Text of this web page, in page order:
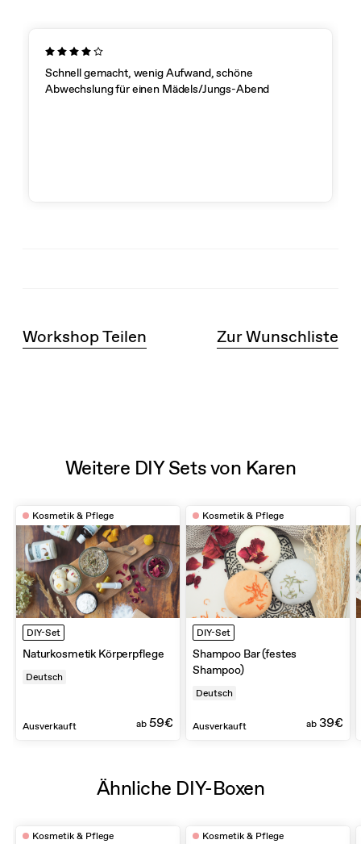
Schnell gemacht, wenig Aufwand, schöne
Abwechslung für einen Mädels/Jungs-Abend
Workshop Teilen Zur Wunschliste
Weitere DIY Sets von Karen
Kosmetik & Pflege
DIY-Set
Naturkosmetik Körperpflege
Deutsch
Ausverkauft ab59€
Kosmetik & Pflege
DIY-Set
Shampoo Bar (festes
Shampoo)
Deutsch
Ausverkauft ab39€
Ähnliche DIY-Boxen
Kosmetik & Pflege Kosmetik & Pflege